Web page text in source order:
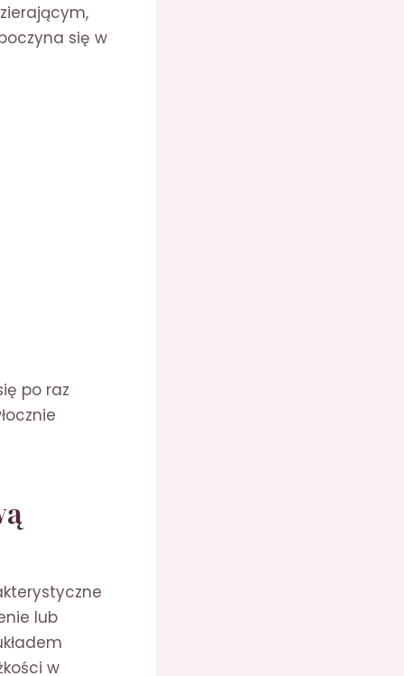
się w
po raz
lub
w